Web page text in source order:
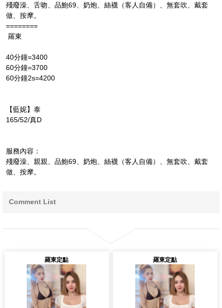
殘廢澡、舌吻、品鮑69、奶炮、絲襪（客人自備）、無套吹、戴套
做、按摩。
========
羅東
40分鐘=3400
60分鐘=3700
60分鐘2s=4200
【藍妮】泰
165/52/真D
服務內容：
殘廢澡、親親、品鮑69、奶炮、絲襪（客人自備）、無套吹、戴套
做、按摩。
Comment List
羅東定點 羅東定點